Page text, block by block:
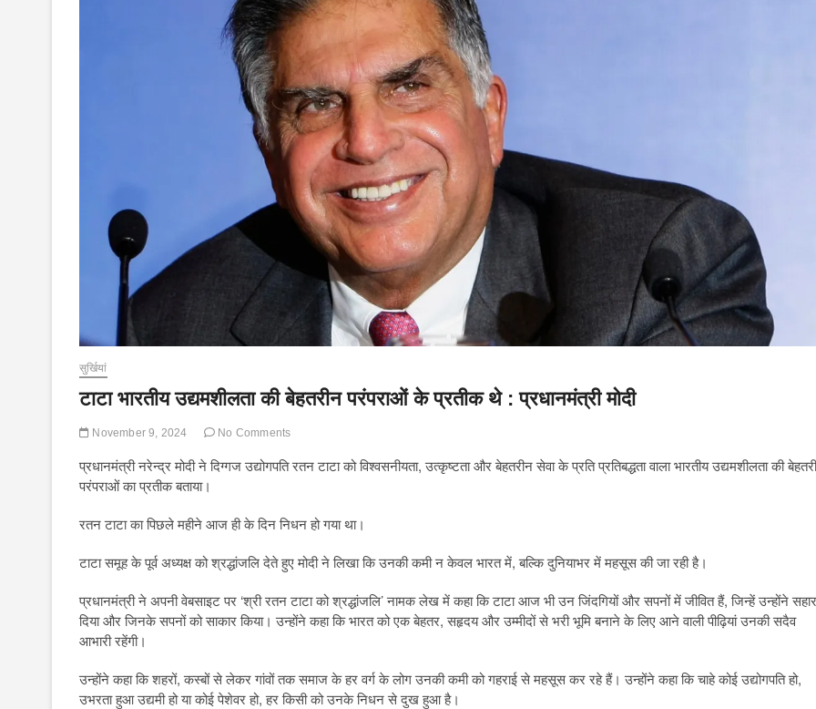
सुर्खियां
टाटा भारतीय उद्यमशीलता की बेहतरीन परंपराओं के प्रतीक थे : प्रधानमंत्री मोदी
November 9, 2024 No Comments
प्रधानमंत्री नरेन्द्र मोदी ने दिग्गज उद्योगपति रतन टाटा को विश्वसनीयता, उत्कृष्टता और बेहतरीन सेवा के प्रति प्रतिबद्धता वाला भारतीय उद्यमशीलता की
परंपराओं का प्रतीक बताया।
रतन टाटा का पिछले महीने आज ही के दिन निधन हो गया था।
टाटा समूह के पूर्व अध्यक्ष को श्रद्धांजलि देते हुए मोदी ने लिखा कि उनकी कमी न केवल भारत में, बल्कि दुनियाभर में महसूस की जा रही है।
प्रधानमंत्री ने अपनी वेबसाइट पर ‘श्री रतन टाटा को श्रद्धांजलि’ नामक लेख में कहा कि टाटा आज भी उन जिंदगियों और सपनों में जीवित हैं, जिन्हें उन्होंने
दिया और जिनके सपनों को साकार किया। उन्होंने कहा कि भारत को एक बेहतर, सहृदय और उम्मीदों से भरी भूमि बनाने के लिए आने वाली पीढ़ियां उनकी सदैव
आभारी रहेंगी।
उन्होंने कहा कि शहरों, कस्बों से लेकर गांवों तक समाज के हर वर्ग के लोग उनकी कमी को गहराई से महसूस कर रहे हैं। उन्होंने कहा कि चाहे कोई उद्योगपति हो,
उभरता हुआ उद्यमी हो या कोई पेशेवर हो, हर किसी को उनके निधन से दुख हुआ है।